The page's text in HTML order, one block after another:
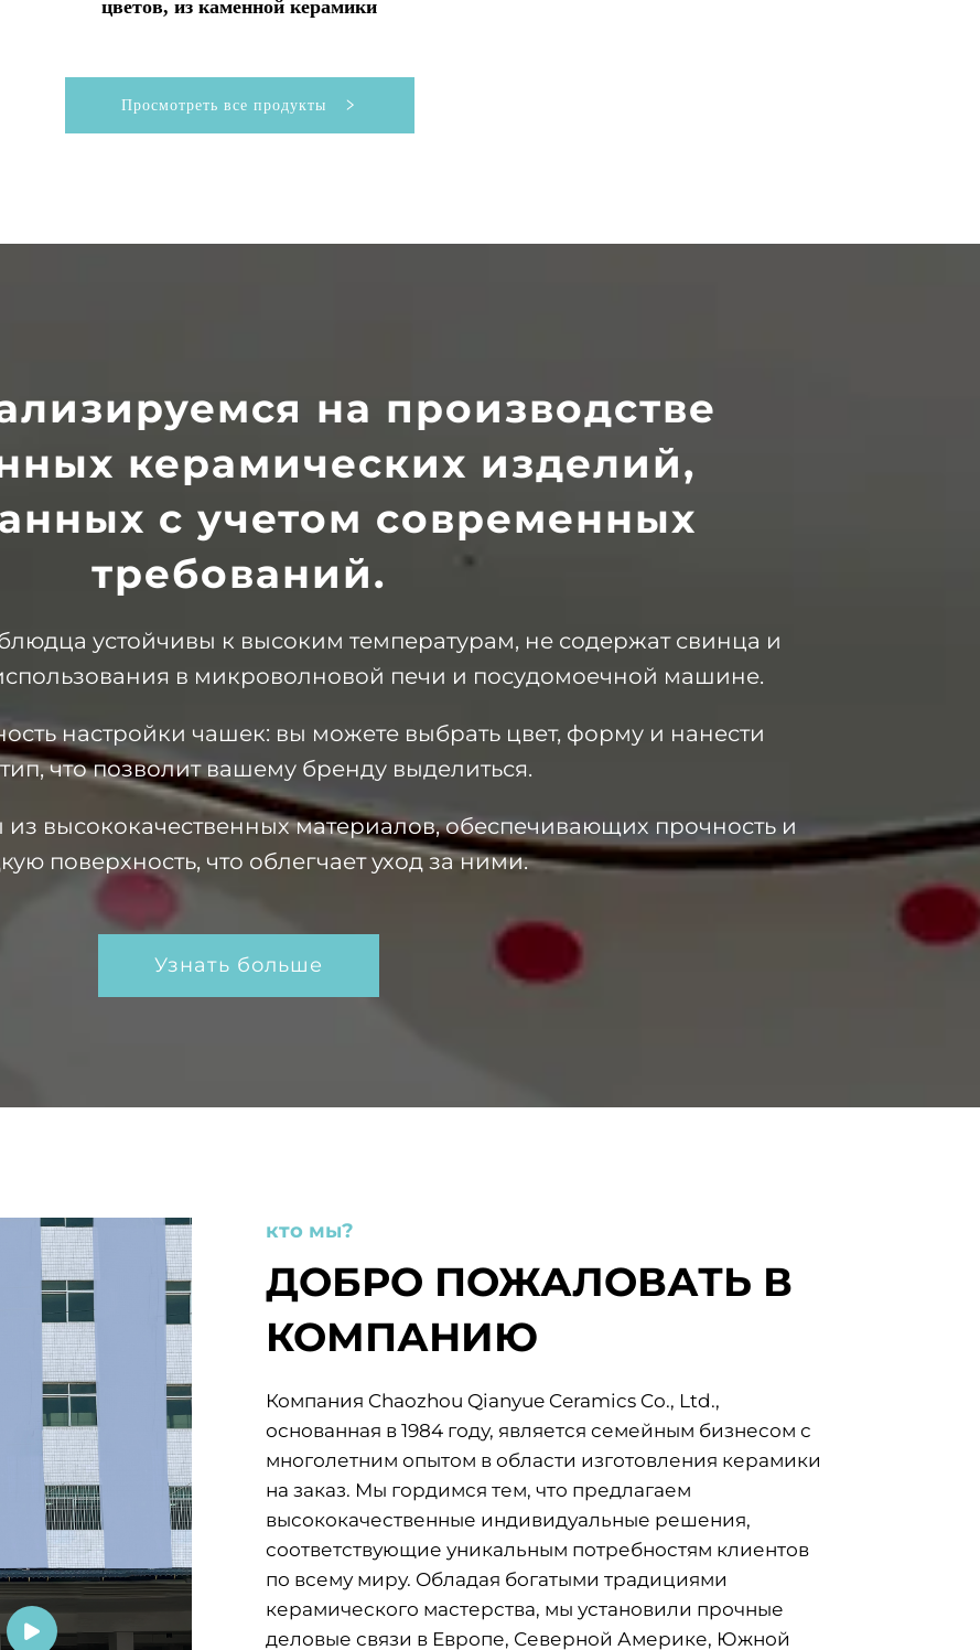
цветов, из каменной керамики
Просмотреть все продукты
на производстве
керамических изделий,
с учетом современных
требований.
устойчивы к высоким температурам, не содержат свинца и
в микроволновой печи и посудомоечной машине.
настройки чашек: вы можете выбрать цвет, форму и нанести
что позволит вашему бренду выделиться.
высококачественных материалов, обеспечивающих прочность и
поверхность, что облегчает уход за ними.
Узнать больше
кто мы?
ДОБРО ПОЖАЛОВАТЬ В
КОМПАНИЮ
Компания Chaozhou Qianyue Ceramics Co., Ltd.,
основанная в 1984 году, является семейным бизнесом с
многолетним опытом в области изготовления керамики
на заказ. Мы гордимся тем, что предлагаем
высококачественные индивидуальные решения,
соответствующие уникальным потребностям клиентов
по всему миру. Обладая богатыми традициями
керамического мастерства, мы установили прочные
деловые связи в Европе, Северной Америке, Южной